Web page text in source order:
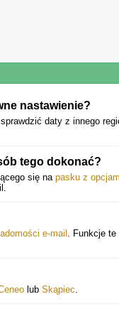
nastawienie?
daty z innego
tego dokonać?
się napasku z
e-mail . Funkcje te
lub Skąpiec.